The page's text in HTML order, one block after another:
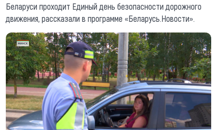
Беларуси проходит Единый день безопасности дорожного
движения, рассказали в программе «Беларусь.Новости».